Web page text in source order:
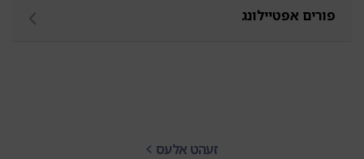
זעהט אלעס
פורים אפטיילונג